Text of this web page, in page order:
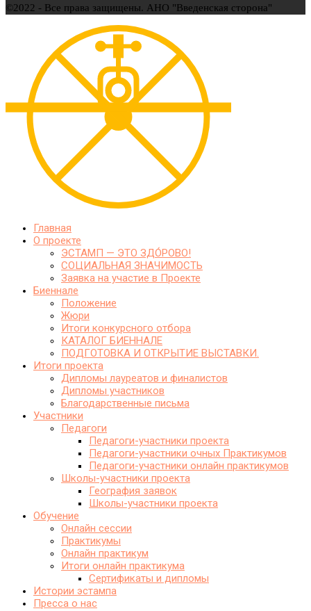
©2022 - Все права защищены. АНО "Введенская сторона"
Главная
О проекте
ЭСТАМП — ЭТО ЗДО́РОВО!
СОЦИАЛЬНАЯ ЗНАЧИМОСТЬ
Заявка на участие в Проекте
Биеннале
Положение
Жюри
Итоги конкурсного отбора
КАТАЛОГ БИЕННАЛЕ
ПОДГОТОВКА И ОТКРЫТИЕ ВЫСТАВКИ.
Итоги проекта
Дипломы лауреатов и финалистов
Дипломы участников
Благодарственные письма
Участники
Педагоги
Педагоги-участники проекта
Педагоги-участники очных Практикумов
Педагоги-участники онлайн практикумов
Школы-участники проекта
География заявок
Школы-участники проекта
Обучение
Онлайн сессии
Практикумы
Онлайн практикум
Итоги онлайн практикума
Сертификаты и дипломы
Истории эстампа
Пресса о нас